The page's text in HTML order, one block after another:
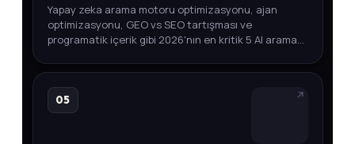
Yapay zeka arama motoru optimizasyonu, ajan
optimizasyonu, GEO vs SEO tartışması ve
programatik içerik gibi 2026'nın en kritik 5 AI arama
05